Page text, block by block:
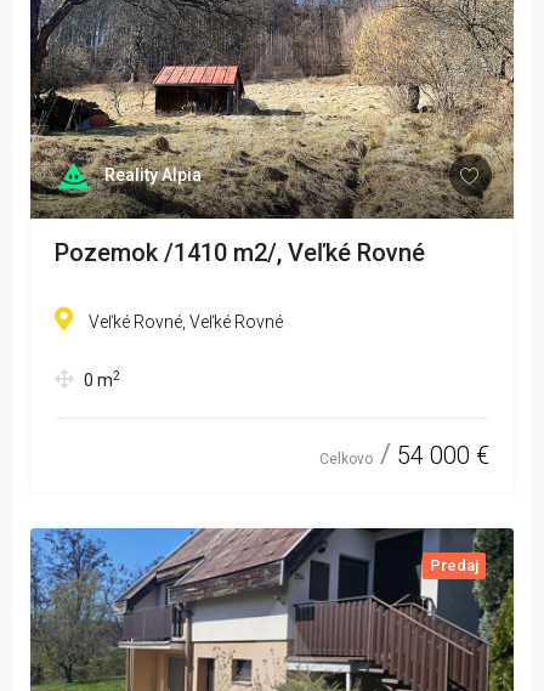
Reality Alpia
Pozemok /1410 m2/, Veľké Rovné
Veľké Rovné, Veľké Rovné
0 m2
Celkovo 54 000 €
Predaj